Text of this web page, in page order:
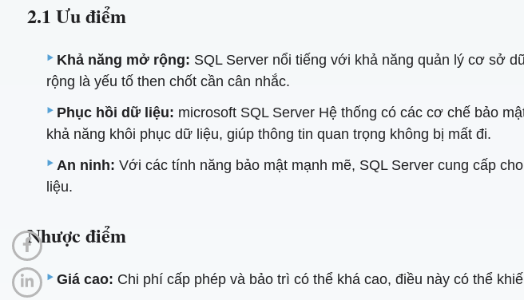
2.1 Ưu điểm
Khả năng mở rộng: SQL Server nổi tiếng với khả năng quản lý cơ sở
rộng là yếu tố then chốt cần cân nhắc.
Phục hồi dữ liệu: microsoft SQL Server Hệ thống có các cơ chế bảo
khả năng khôi phục dữ liệu, giúp thông tin quan trọng không bị mất đi.
An ninh: Với các tính năng bảo mật mạnh mẽ, SQL Server cung cấp
liệu.
Nhược điểm
Giá cao: Chi phí cấp phép và bảo trì có thể khá cao, điều này có thể